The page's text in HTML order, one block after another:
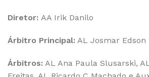
Diretor: AA Irik Danilo
Árbitro Principal: AL Josmar Edson
Árbitros: AL Ana Paula Slusarski,